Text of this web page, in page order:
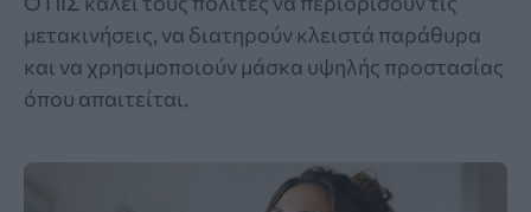
μετακινήσεις, να διατηρούν κλειστά παράθυρα
και να χρησιμοποιούν μάσκα υψηλής προστασίας
όπου απαιτείται.